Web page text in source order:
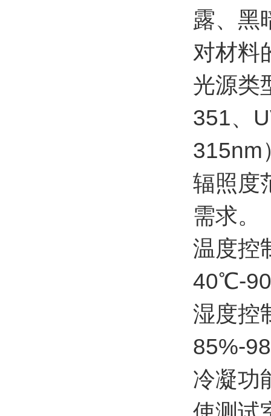
露、黑
对材料
光源类
351、
315nm
辐照度
需求。
温度控
40℃-
湿度控
85%-
冷凝功